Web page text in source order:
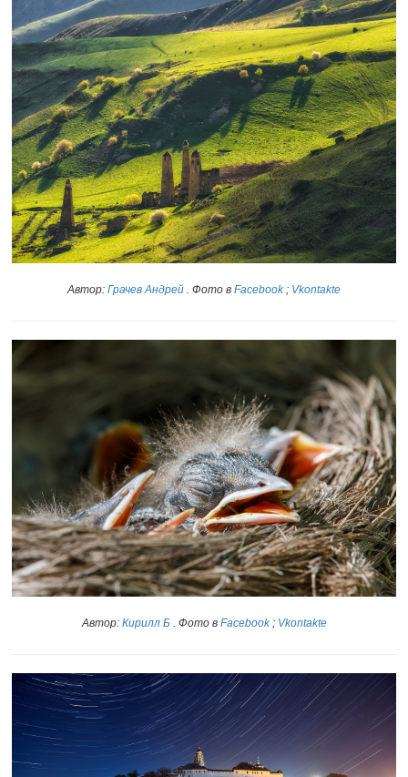
Автор: Грачев Андрей . Фото в Facebook; Vkontakte
Автор: Кирилл Б . Фото в Facebook ; Vkontakte